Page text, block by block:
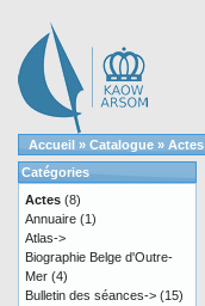
Accueil » Catalogue » Actes
Catégories
Actes (8)
Annuaire (1)
Atlas->
Biographie Belge d'Outre-
Mer (4)
Bulletin des séances-> (15)